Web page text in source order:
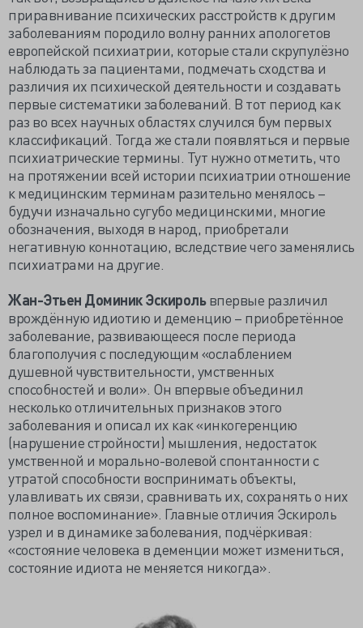
приравнивание психических расстройств к другим
заболеваниям породило волну ранних апологетов
европейской психиатрии, которые стали скрупулёзно
наблюдать за пациентами, подмечать сходства и
различия их психической деятельности и создавать
первые систематики заболеваний. В тот период как
раз во всех научных областях случился бум первых
классификаций. Тогда же стали появляться и первые
психиатрические термины. Тут нужно отметить, что
на протяжении всей истории психиатрии отношение
к медицинским терминам разительно менялось –
будучи изначально сугубо медицинскими, многие
обозначения, выходя в народ, приобретали
негативную коннотацию, вследствие чего заменялись
психиатрами на другие.
Жан-Этьен Доминик Эскирольвпервые различил
врождённую идиотию и деменцию – приобретённое
заболевание, развивающееся после периода
благополучия с последующим «ослаблением
душевной чувствительности, умственных
способностей и воли». Он впервые объединил
несколько отличительных признаков этого
заболевания и описал их как «инкогеренцию
(нарушение стройности) мышления, недостаток
умственной и морально-волевой спонтанности с
утратой способности воспринимать объекты,
улавливать их связи, сравнивать их, сохранять о них
полное воспоминание». Главные отличия Эскироль
узрел и в динамике заболевания, подчёркивая:
«состояние человека в деменции может измениться,
состояние идиота не меняется никогда».